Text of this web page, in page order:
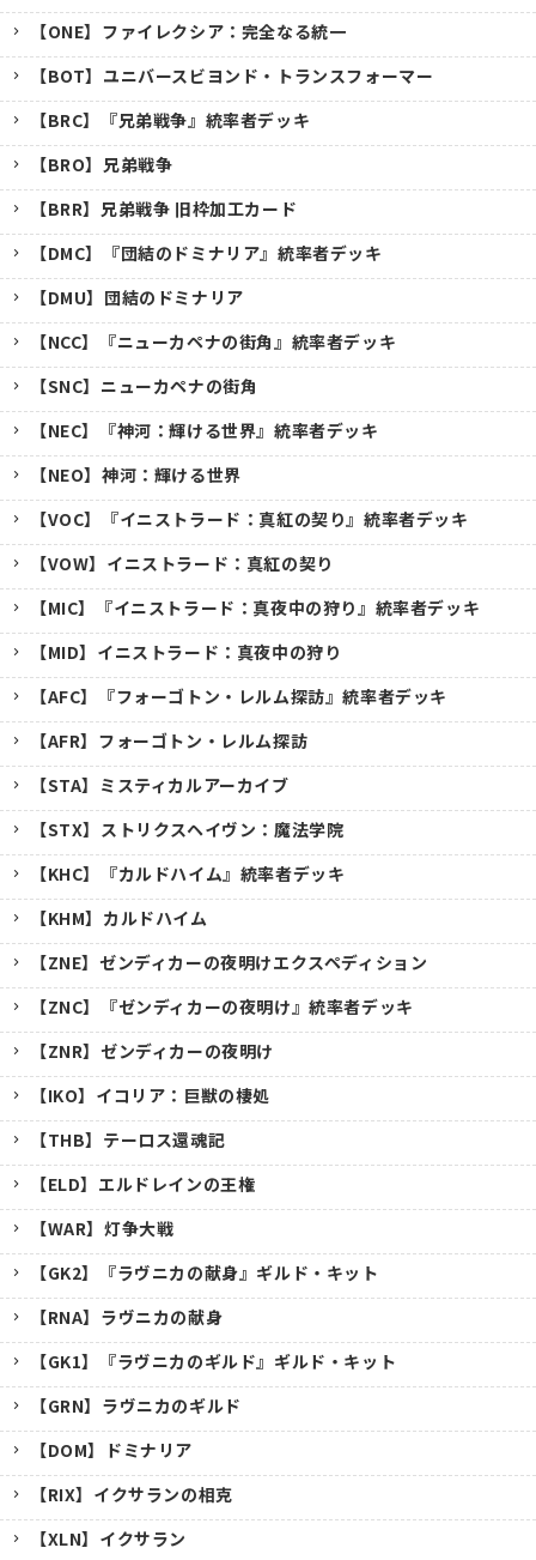
【ONE】ファイレクシア：完全なる統一
【BOT】ユニバースビヨンド・トランスフォーマー
【BRC】『兄弟戦争』統率者デッキ
【BRO】兄弟戦争
【BRR】兄弟戦争 旧枠加工カード
【DMC】『団結のドミナリア』統率者デッキ
【DMU】団結のドミナリア
【NCC】『ニューカペナの街角』統率者デッキ
【SNC】ニューカペナの街角
【NEC】『神河：輝ける世界』統率者デッキ
【NEO】神河：輝ける世界
【VOC】『イニストラード：真紅の契り』統率者デッキ
【VOW】イニストラード：真紅の契り
【MIC】『イニストラード：真夜中の狩り』統率者デッキ
【MID】イニストラード：真夜中の狩り
【AFC】『フォーゴトン・レルム探訪』統率者デッキ
【AFR】フォーゴトン・レルム探訪
【STA】ミスティカルアーカイブ
【STX】ストリクスヘイヴン：魔法学院
【KHC】『カルドハイム』統率者デッキ
【KHM】カルドハイム
【ZNE】ゼンディカーの夜明けエクスペディション
【ZNC】『ゼンディカーの夜明け』統率者デッキ
【ZNR】ゼンディカーの夜明け
【IKO】イコリア：巨獣の棲処
【THB】テーロス還魂記
【ELD】エルドレインの王権
【WAR】灯争大戦
【GK2】『ラヴニカの献身』ギルド・キット
【RNA】ラヴニカの献身
【GK1】『ラヴニカのギルド』ギルド・キット
【GRN】ラヴニカのギルド
【DOM】ドミナリア
【RIX】イクサランの相克
【XLN】イクサラン